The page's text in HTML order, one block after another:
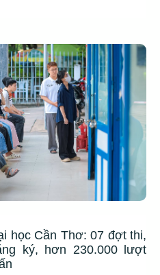
học Cần Thơ: 07 đợt thi,
ký, hơn 230.000 lượt